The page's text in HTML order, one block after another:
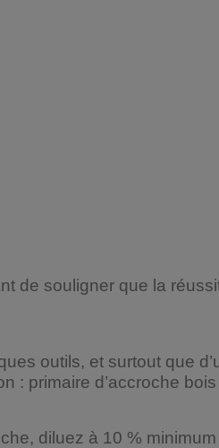
de souligner que la
outils, et surtout que
: primaire d’accroche
diluez à 10 %